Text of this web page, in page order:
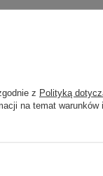
z Polityką
na temat